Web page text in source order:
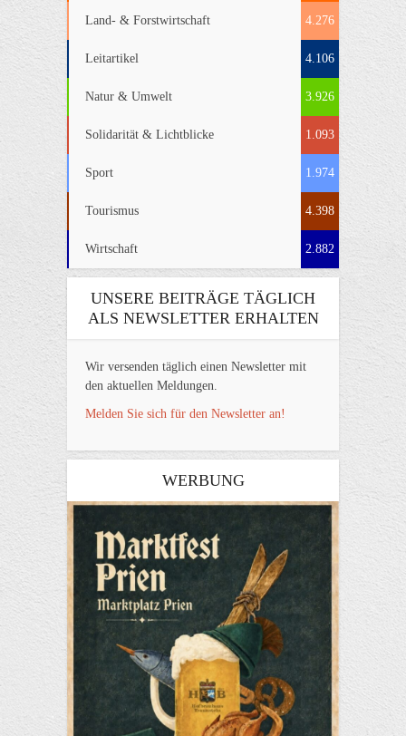
Land- & Forstwirtschaft 4.276
Leitartikel 4.106
Natur & Umwelt 3.926
Solidarität & Lichtblicke 1.093
Sport 1.974
Tourismus 4.398
Wirtschaft 2.882
UNSERE BEITRÄGE TÄGLICH
ALS NEWSLETTER ERHALTEN
Wir versenden täglich einen Newsletter mit
den aktuellen Meldungen.
Melden Sie sich für den Newsletter an!
WERBUNG